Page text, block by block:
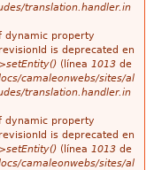
translation.handler.in
dynamic property
is deprecated en
(línea 1013 de
camaleonwebs/sites/al
translation.handler.in
dynamic property
is deprecated en
(línea 1013 de
camaleonwebs/sites/al